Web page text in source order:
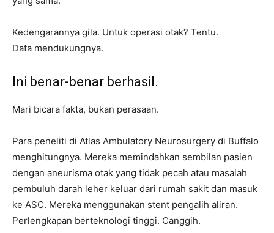
Kedengarannya gila. Untuk operasi otak? Tentu.
Data mendukungnya.
Ini benar-benar berhasil.
Mari bicara fakta, bukan perasaan.
Para peneliti di Atlas Ambulatory Neurosurgery di Buffalo
menghitungnya. Mereka memindahkan sembilan pasien
dengan aneurisma otak yang tidak pecah atau masalah
pembuluh darah leher keluar dari rumah sakit dan masuk
ke ASC. Mereka menggunakan stent pengalih aliran.
Perlengkapan berteknologi tinggi. Canggih.